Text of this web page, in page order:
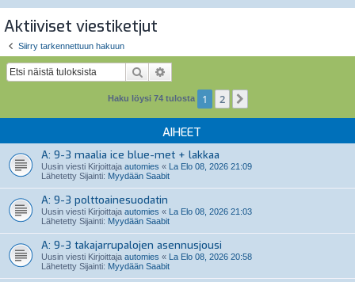
Aktiiviset viestiketjut
Siirry tarkennettuun hakuun
Etsi
Haku löysi 74 tulosta 1 2
AIHEET
A: 9-3 maalia ice blue-met + lakkaa
Uusin viesti Kirjoittaja automies « La Elo 08, 2026 21:09
Lähetetty Sijainti: Myydään Saabit
A: 9-3 polttoainesuodatin
Uusin viesti Kirjoittaja automies « La Elo 08, 2026 21:03
Lähetetty Sijainti: Myydään Saabit
A: 9-3 takajarrupalojen asennusjousi
Uusin viesti Kirjoittaja automies « La Elo 08, 2026 20:58
Lähetetty Sijainti: Myydään Saabit